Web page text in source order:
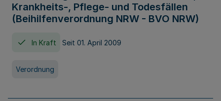
Krankheits-, Pflege- und Todesfällen
(Beihilfenverordnung NRW - BVO NRW)
In Kraft Seit 01. April 2009
Verordnung